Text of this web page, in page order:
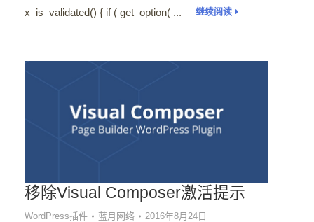
x_is_validated() { if ( get_option( ...
继续阅读
移除Visual Composer激活提示
WordPress插件 蓝月网络 2016年8月24日